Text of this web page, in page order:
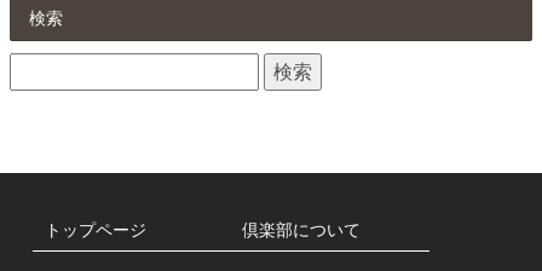
せ
検索
索:
トップページ 倶楽部について